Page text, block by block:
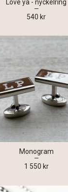
Love ya - nyckelring
540 kr
Monogram
1 550 kr